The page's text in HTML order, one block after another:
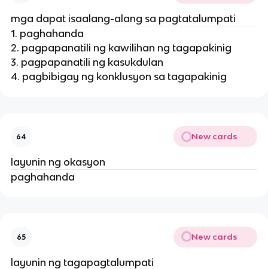
mga dapat isaalang-alang sa pagtatalumpati
1. paghahanda
2. pagpapanatili ng kawilihan ng tagapakinig
3. pagpapanatili ng kasukdulan
4. pagbibigay ng konklusyon sa tagapakinig
64 New cards
layunin ng okasyon
paghahanda
65 New cards
layunin ng tagapagtalumpati